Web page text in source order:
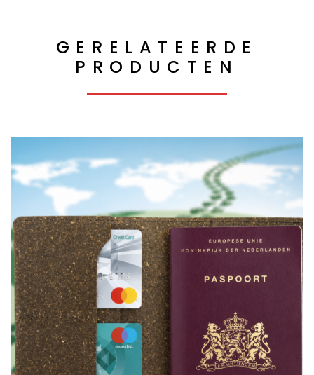
GERELATEERDE
PRODUCTEN